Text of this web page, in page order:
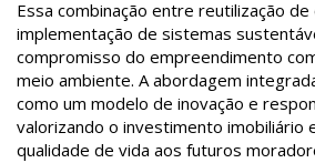
Essa combinação entre reutilização
implementação de sistemas
compromisso do empreendimento
meio ambiente. A abordagem
como um modelo de inovação e
valorizando o investimento imobiliário
qualidade de vida aos futuros